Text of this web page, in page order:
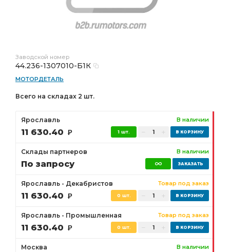
Заводской номер
44.236-1307010-Б1К
МОТОРДЕТАЛЬ
Всего на складах 2 шт.
Ярославль В наличии
11 630.40 Р 1 шт.
Склады партнеров В наличии
По запросу
Ярославль - Декабристов Товар под заказ
11 630.40 Р 0 шт.
Ярославль - Промышленная Товар под заказ
11 630.40 Р 0 шт.
Москва В наличии